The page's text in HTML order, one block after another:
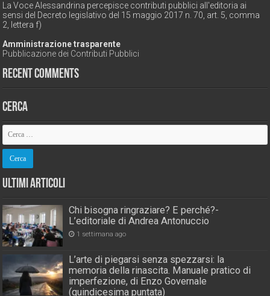
La Voce Alessandrina percepisce contributi pubblici all'editoria ai
sensi del Decreto legislativo del 15 maggio 2017 n. 70, art. 5, comma
2, lettera f)
Amministrazione trasparente
Pubblicazione dei Contributi Pubblici
Recent Comments
Cerca
Ultimi Articoli
Chi bisogna ringraziare? E perché?-
L’editoriale di Andrea Antonuccio
1 settimana ago
L’arte di piegarsi senza spezzarsi: la
memoria della rinascita. Manuale pratico di
imperfezione, di Enzo Governale
(quindicesima puntata)